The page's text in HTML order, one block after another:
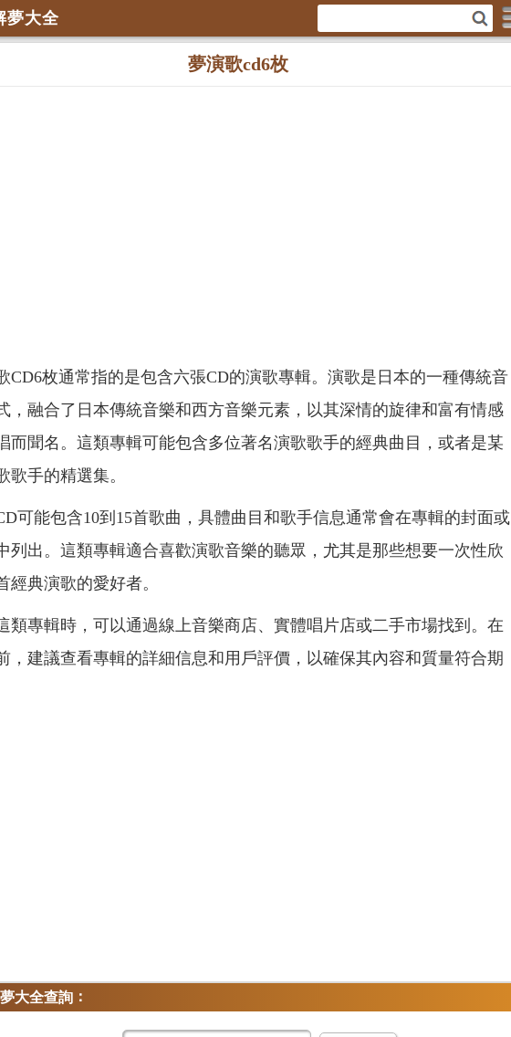
夢大全
夢演歌cd6枚
CD6枚通常指的是包含六張CD的演歌專輯。演歌是日本的一種傳統音
，融合了日本傳統音樂和西方音樂元素，以其深情的旋律和富有情感
而聞名。這類專輯可能包含多位著名演歌歌手的經典曲目，或者是某
歌手的精選集。
可能包含10到15首歌曲，具體曲目和歌手信息通常會在專輯的封面或
列出。這類專輯適合喜歡演歌音樂的聽眾，尤其是那些想要一次性欣
經典演歌的愛好者。
類專輯時，可以通過線上音樂商店、實體唱片店或二手市場找到。在
，建議查看專輯的詳細信息和用戶評價，以確保其內容和質量符合期
大全查詢 ：